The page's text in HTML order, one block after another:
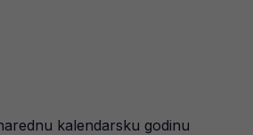
kalendarsku godinu